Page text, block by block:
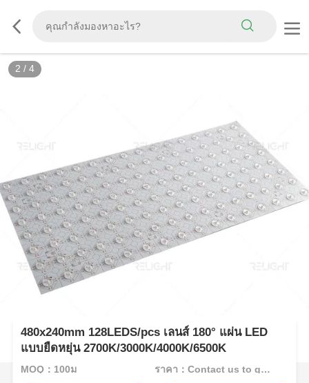
2 / 4
480x240mm 128LEDS/pcs เลนส์ 180° แผ่น LED
แบบยืดหยุ่น 2700K/3000K/4000K/6500K
MOQ：100ม ราคา：Contact us to get best price